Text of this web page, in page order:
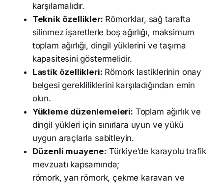
karşılamalıdır.
Teknik özellikler: Römorklar, sağ tarafta
silinmez işaretlerle boş ağırlığı, maksimum
toplam ağırlığı, dingil yüklerini ve taşıma
kapasitesini göstermelidir.
Lastik özellikleri: Römork lastiklerinin onay
belgesi gerekliliklerini karşıladığından emin
olun.
Yükleme düzenlemeleri: Toplam ağırlık ve
dingil yükleri için sınırlara uyun ve yükü
uygun araçlarla sabitleyin.
Düzenli muayene: Türkiye’de karayolu trafik
mevzuatı kapsamında;
römork, yarı römork, çekme karavan ve